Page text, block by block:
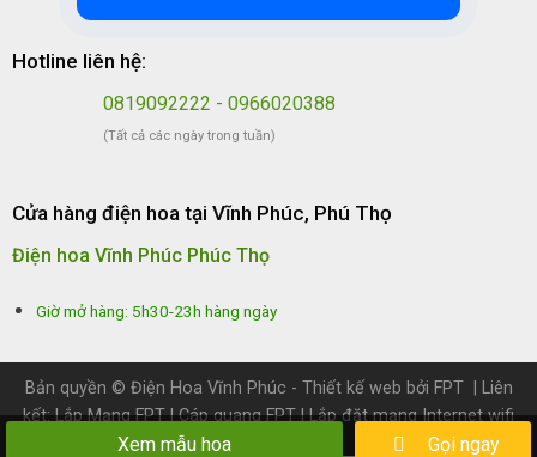
Hotline liên hệ:
0819092222 - 0966020388
(Tất cả các ngày trong tuần)
Cửa hàng điện hoa tại Vĩnh Phúc, Phú Thọ
Điện hoa Vĩnh Phúc Phúc Thọ
Giờ mở hàng: 5h30-23h hàng ngày
Bản quyền © Điện Hoa Vĩnh Phúc - Thiết kế web bởi FPT
| Liên
kết: Lắp Mạng FPT | Cáp quang FPT | Lắp đặt mạng Internet wifi
Xem mẫu hoa Gọi ngay